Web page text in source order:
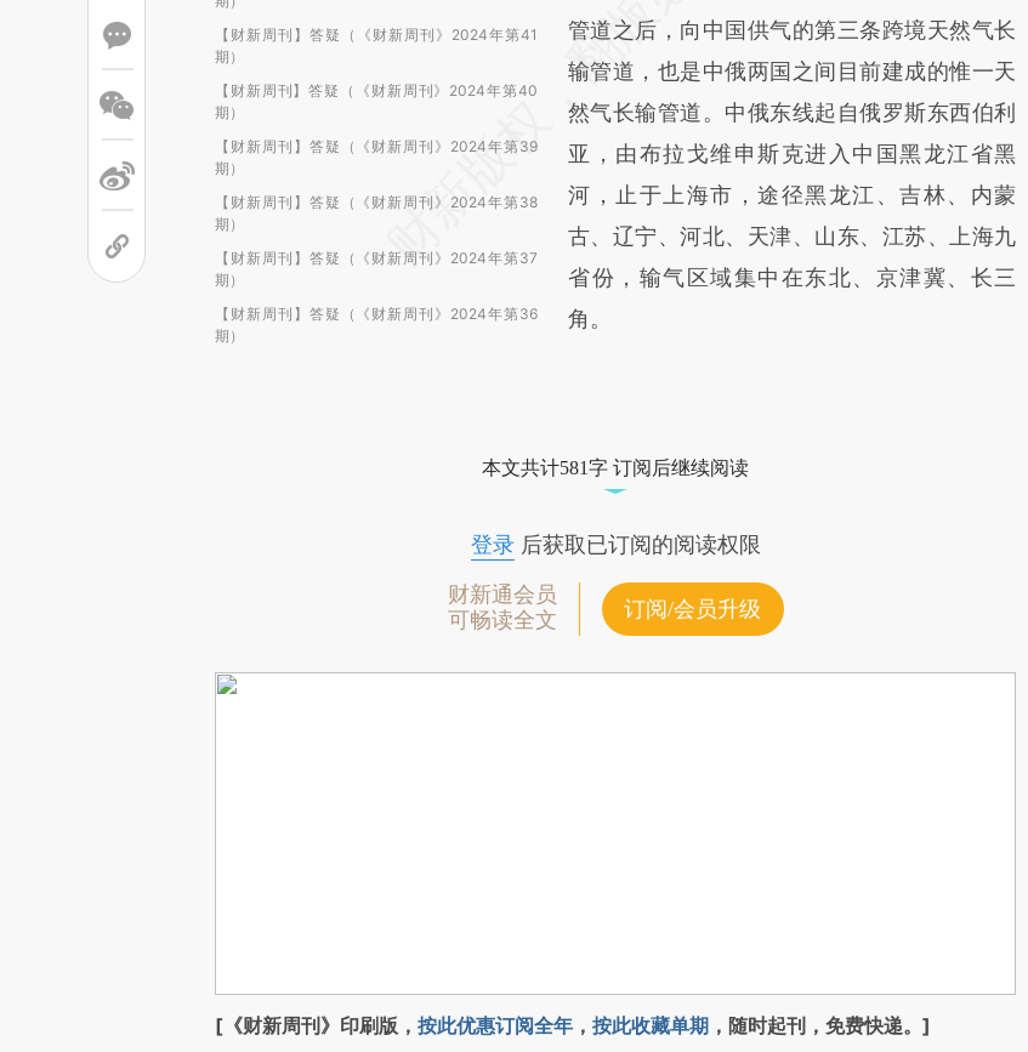
【财新周刊】答疑（《财新周刊》2024年第41
期）
【财新周刊】答疑（《财新周刊》2024年第40
期）
【财新周刊】答疑（《财新周刊》2024年第39
期）
【财新周刊】答疑（《财新周刊》2024年第38
期）
【财新周刊】答疑（《财新周刊》2024年第37
期）
【财新周刊】答疑（《财新周刊》2024年第36
期）
管道之后，向中国供气的第三条跨境天然气长
输管道，也是中俄两国之间目前建成的惟一天
然气长输管道。中俄东线起自俄罗斯东西伯利
亚，由布拉戈维申斯克进入中国黑龙江省黑
河，止于上海市，途径黑龙江、吉林、内蒙
古、辽宁、河北、天津、山东、江苏、上海九
省份，输气区域集中在东北、京津冀、长三
角。
本文共计581字 订阅后继续阅读
登录后获取已订阅的阅读权限
财新通会员
可畅读全文
订阅/会员升级
[《财新周刊》印刷版， 按此优惠订阅全年 ， 按此收藏单期 ，随时起刊，免费快递。]